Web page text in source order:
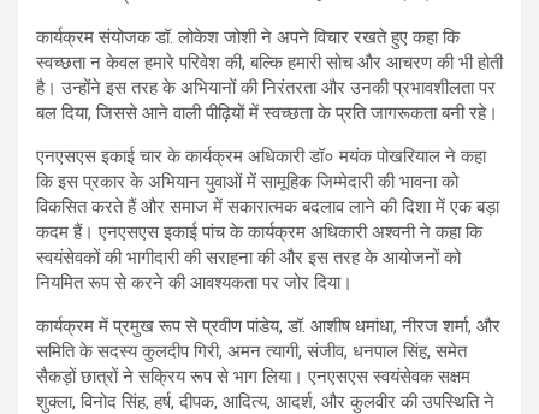
कार्यक्रम संयोजक डॉ. लोकेश जोशी ने अपने विचार रखते हुए कहा कि
स्वच्छता न केवल हमारे परिवेश की, बल्कि हमारी सोच और आचरण की भी होती
है। उन्होंने इस तरह के अभियानों की निरंतरता और उनकी प्रभावशीलता पर
बल दिया, जिससे आने वाली पीढ़ियों में स्वच्छता के प्रति जागरूकता बनी रहे।
एनएसएस इकाई चार के कार्यक्रम अधिकारी डॉ० मयंक पोखरियाल ने कहा
कि इस प्रकार के अभियान युवाओं में सामूहिक जिम्मेदारी की भावना को
विकसित करते हैं और समाज में सकारात्मक बदलाव लाने की दिशा में एक बड़ा
कदम हैं। एनएसएस इकाई पांच के कार्यक्रम अधिकारी अश्वनी ने कहा कि
स्वयंसेवकों की भागीदारी की सराहना की और इस तरह के आयोजनों को
नियमित रूप से करने की आवश्यकता पर जोर दिया।
कार्यक्रम में प्रमुख रूप से प्रवीण पांडेय, डॉ. आशीष धमांधा, नीरज शर्मा, और
समिति के सदस्य कुलदीप गिरी, अमन त्यागी, संजीव, धनपाल सिंह, समेत
सैकड़ों छात्रों ने सक्रिय रूप से भाग लिया। एनएसएस स्वयंसेवक सक्षम
शुक्ला, विनोद सिंह, हर्ष, दीपक, आदित्य, आदर्श, और कुलवीर की उपस्थिति ने